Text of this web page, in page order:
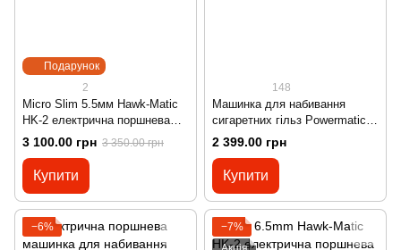
Подарунок
2
Micro Slim 5.5мм Hawk-Matic
HK-2 електрична поршнева
машинка для набивання
сигаретних гільз
3 100.00 грн 3 350.00 грн
Купити
148
Машинка для набивання
сигаретних гільз Powermatic
I+ Elite один плюс 1+
2 399.00 грн
Купити
−6%
−7%